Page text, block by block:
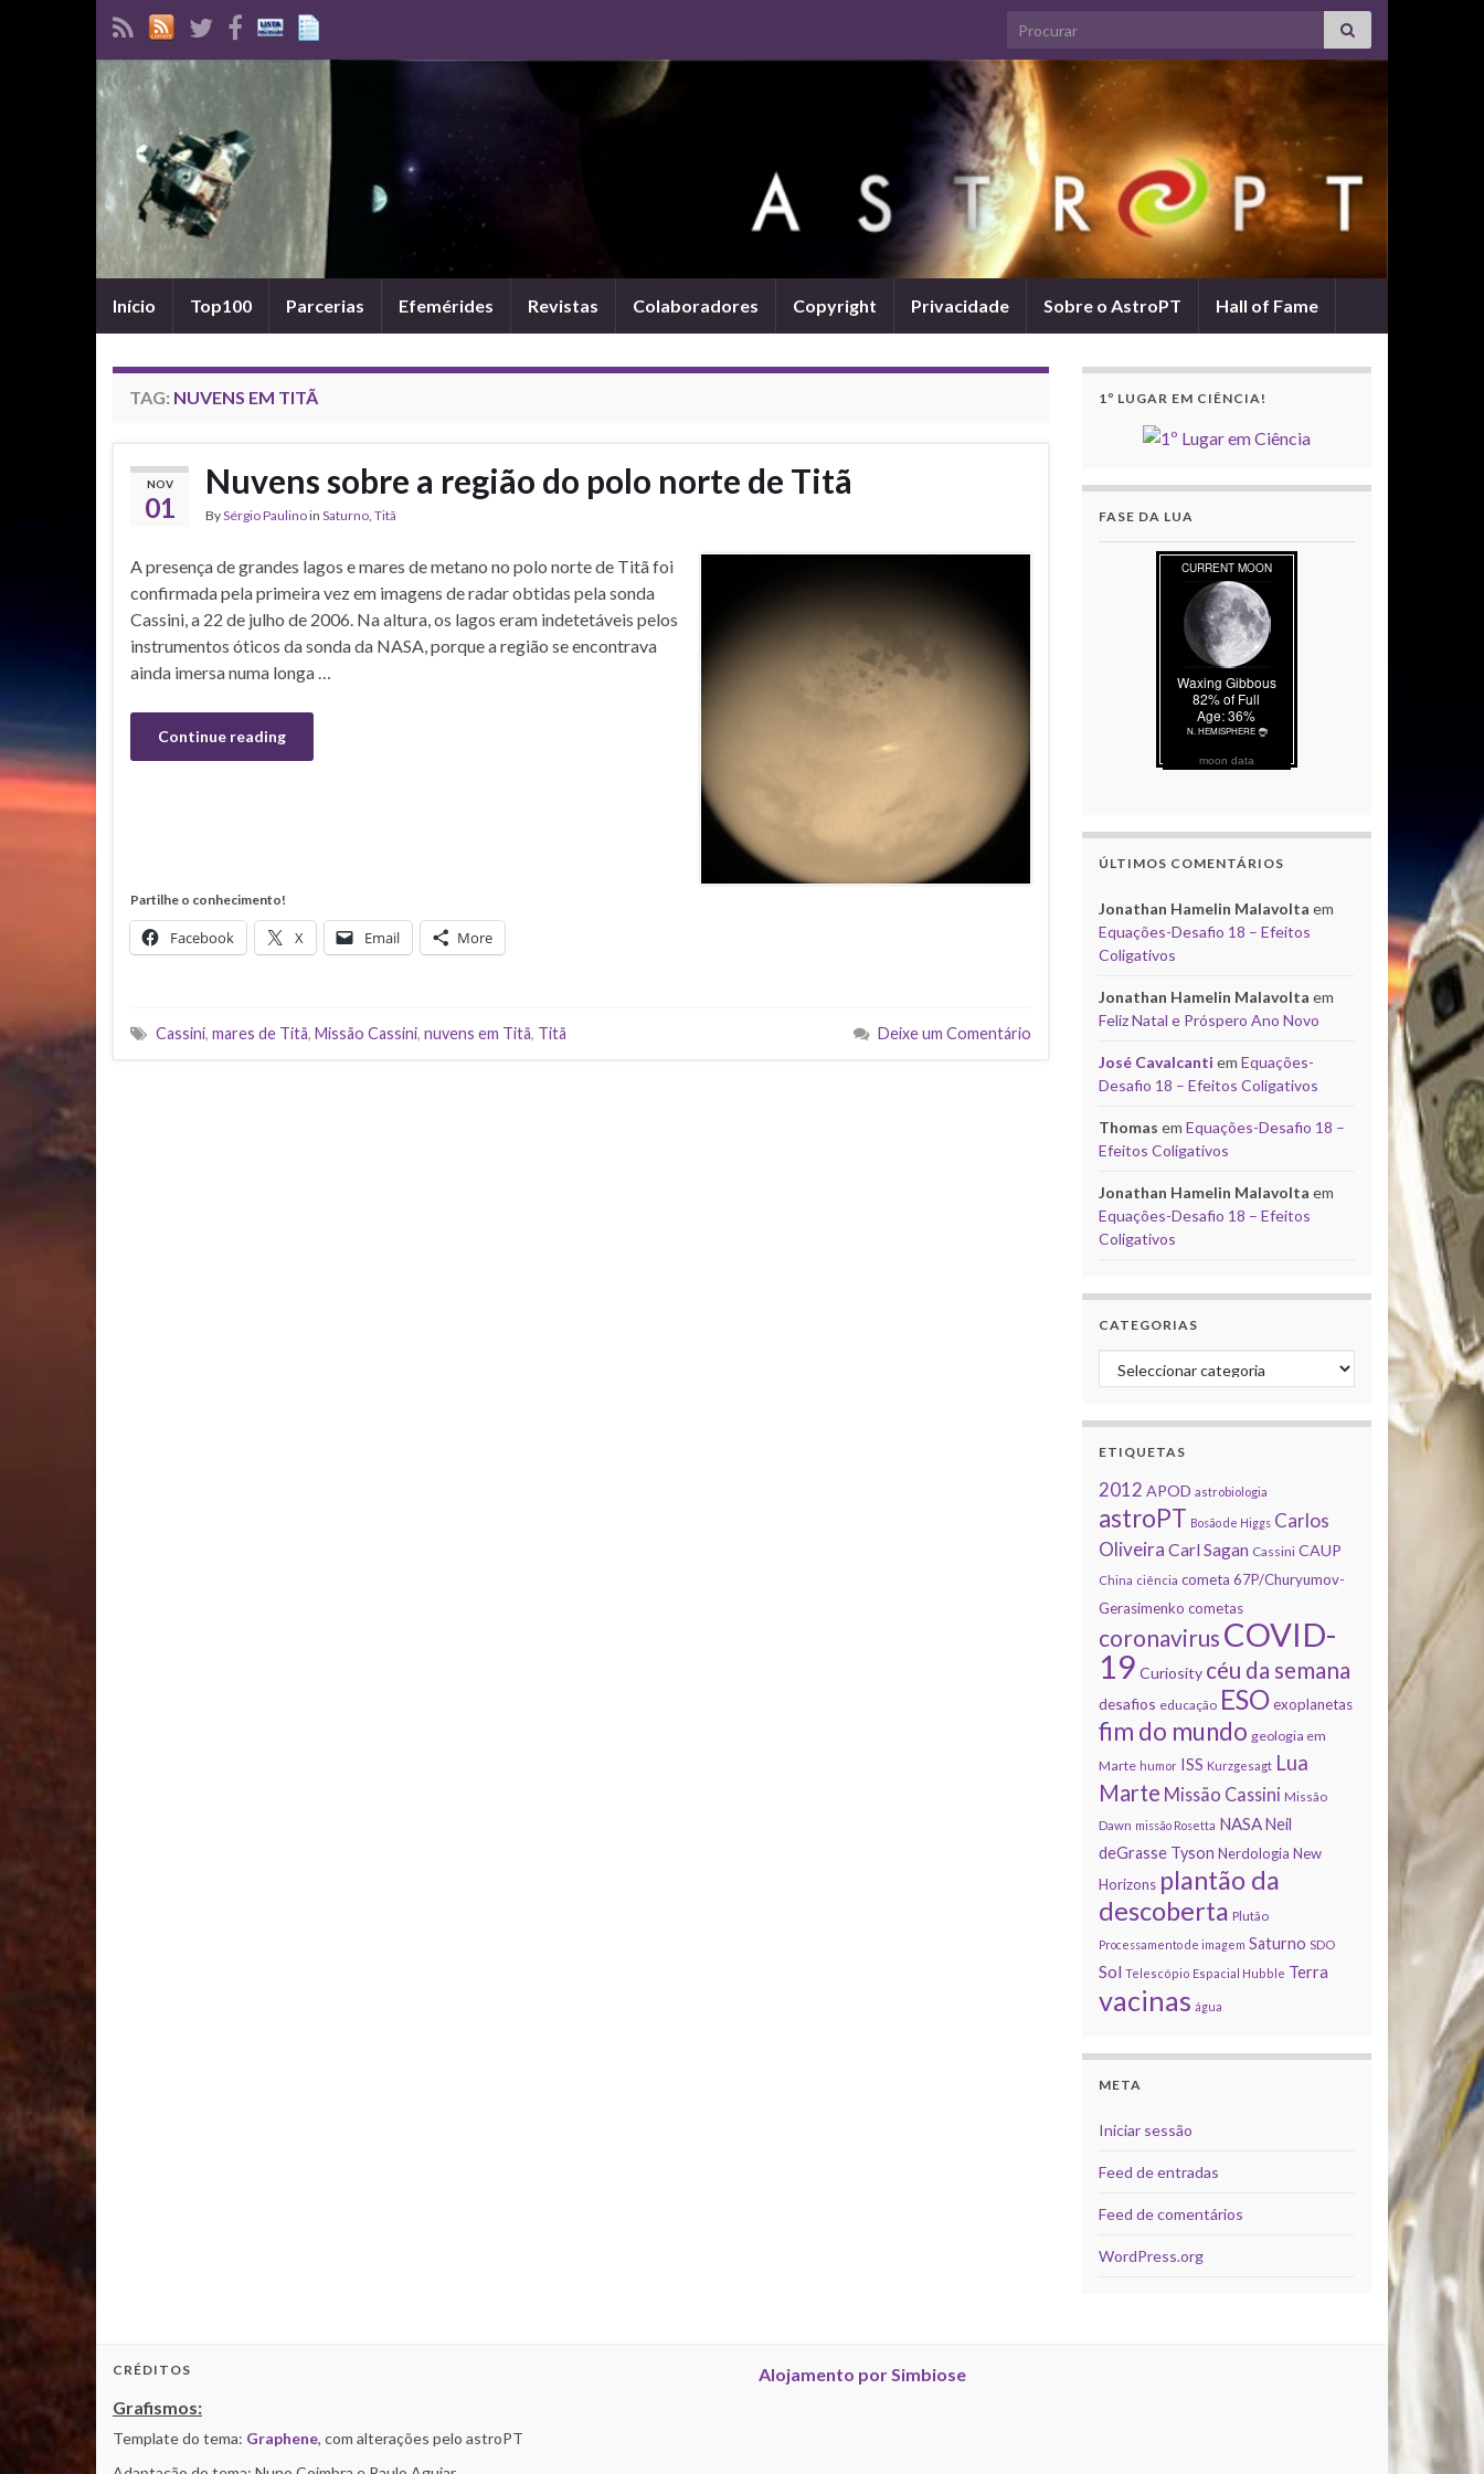
Search for:
Início Top100 Parcerias Efemérides Revistas Colaboradores Copyright Privacidade Sobre o AstroPT Hall of Fame
TAG: NUVENS EM TITÃ
NOV
01
Nuvens sobre a região do polo norte de Titã
BySérgio Paulinoin Saturno, Titã
A presença de grandes lagos e mares de metano no polo norte de Titã foi
confirmada pela primeira vez em imagens de radar obtidas pela sonda
Cassini, a 22 de julho de 2006. Na altura, os lagos eram indetetáveis pelos
instrumentos óticos da sonda da NASA, porque a região se encontrava
ainda imersa numa longa …
Continue reading
Partilhe o conhecimento!
Facebook X Email More
Cassini, mares de Titã, Missão Cassini, nuvens em Titã, Titã Deixe um Comentário
1º LUGAR EM CIÊNCIA!
FASE DA LUA
moon data
ÚLTIMOS COMENTÁRIOS
Jonathan Hamelin Malavolta em
Equações-Desafio 18 – Efeitos
Coligativos
Jonathan Hamelin Malavolta em
Feliz Natal e Próspero Ano Novo
José Cavalcanti em Equações-
Desafio 18 – Efeitos Coligativos
Thomas em Equações-Desafio 18 –
Efeitos Coligativos
Jonathan Hamelin Malavolta em
Equações-Desafio 18 – Efeitos
Coligativos
CATEGORIAS
Categorias
ETIQUETAS
2012 APOD astrobiologia
astroPT Bosão de Higgs Carlos
Oliveira Carl Sagan Cassini CAUP
China ciência cometa 67P/Churyumov-
Gerasimenko cometas
coronavirus COVID-
19 Curiosity céu da semana
desafios educação ESO exoplanetas
fim do mundo geologia em
Marte humor ISS Kurzgesagt Lua
Marte Missão Cassini Missão
Dawn missão Rosetta NASA Neil
deGrasse Tyson Nerdologia New
Horizons plantão da
descoberta Plutão
Processamento de imagem Saturno SDO
Sol Telescópio Espacial Hubble Terra
vacinas água
META
Iniciar sessão
Feed de entradas
Feed de comentários
WordPress.org
CRÉDITOS
Grafismos:
Template do tema: Graphene, com alterações pelo astroPT
Alojamento por Simbiose